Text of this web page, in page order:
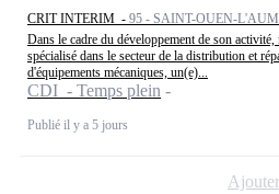
CRIT INTERIM - 95 - SAINT-OUEN-
Dans le cadre du développement de son
spécialisé dans le secteur de la distribution et
d'équipements mécaniques, un(e)...
CDI - Temps plein
Publié il y a 5 jours